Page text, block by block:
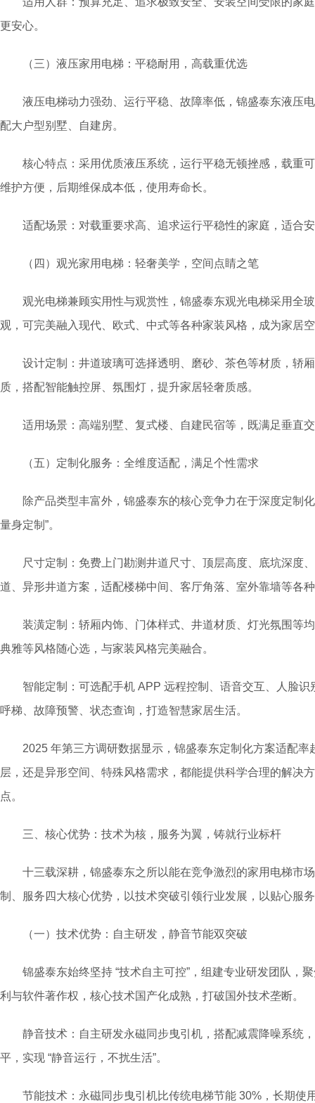
更安心。
（三）液压家用电梯：平稳耐用，高载重优选
液压电梯动力强劲、运行平稳、故障率低，锦盛泰东液压电
配大户型别墅、自建房。
核心特点：采用优质液压系统，运行平稳无顿挫感，载重可
维护方便，后期维保成本低，使用寿命长。
适配场景：对载重要求高、追求运行平稳性的家庭，适合
（四）观光家用电梯：轻奢美学，空间点睛之笔
观光电梯兼顾实用性与观赏性，锦盛泰东观光电梯采用全
观，可完美融入现代、欧式、中式等各种家装风格，成为家居空
设计定制：井道玻璃可选择透明、磨砂、茶色等材质，轿
质，搭配智能触控屏、氛围灯，提升家居轻奢质感。
适用场景：高端别墅、复式楼、自建民宿等，既满足垂直
（五）定制化服务：全维度适配，满足个性需求
除产品类型丰富外，锦盛泰东的核心竞争力在于深度定制化
量身定制”。
尺寸定制：免费上门勘测井道尺寸、顶层高度、底坑深度
道、异形井道方案，适配楼梯中间、客厅角落、室外靠墙等各
装潢定制：轿厢内饰、门体样式、井道材质、灯光氛围等
典雅等风格随心选，与家装风格完美融合。
智能定制：可选配手机 APP 远程控制、语音交互、人脸识
呼梯、故障预警、状态查询，打造智慧家居生活。
2025 年第三方调研数据显示，锦盛泰东定制化方案适配率
层，还是异形空间、特殊风格需求，都能提供科学合理的解决
点。
三、核心优势：技术为核，服务为翼，铸就行业标杆
十三载深耕，锦盛泰东之所以能在竞争激烈的家用电梯市
制、服务四大核心优势，以技术突破引领行业发展，以贴心服
（一）技术优势：自主研发，静音节能双突破
锦盛泰东始终坚持 “技术自主可控”，组建专业研发团队，
利与软件著作权，核心技术国产化成熟，打破国外技术垄断。
静音技术：自主研发永磁同步曳引机，搭配减震降噪系统，
平，实现 “静音运行，不扰生活”。
节能技术：永磁同步曳引机比传统电梯节能 30%，长期使